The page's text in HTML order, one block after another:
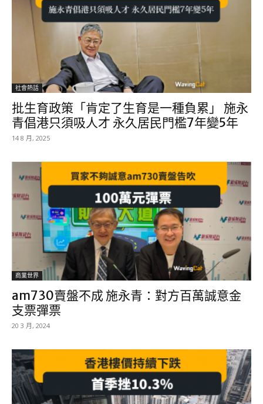
社會熱話
批生育政策「肯定了生育是一種負累」 施永
青倡港只須吸人才 永久居民門檻7年變5年
14 8 月, 2025
商業世界
am730賣盤不成 施永青：對方百萬誠意金
支票彈票
20 3 月, 2024